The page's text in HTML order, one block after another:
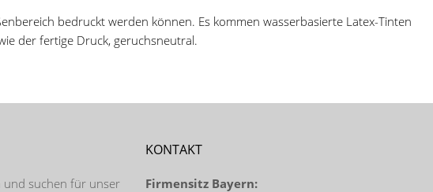
bedruckt werden können. Es kommen wasserbasierte Latex-Tinten
der fertige Druck, geruchsneutral.
und suchen für unser
KONTAKT
Firmensitz Bayern: